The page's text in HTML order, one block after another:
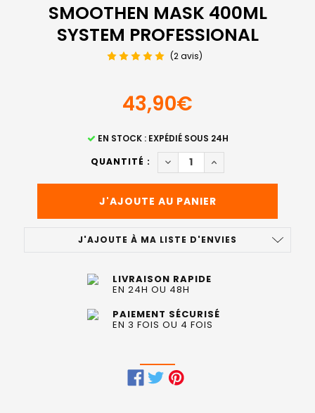
SMOOTHEN MASK 400ML
SYSTEM PROFESSIONAL
(2 avis)
43,90€
EN STOCK : EXPÉDIÉ SOUS 24H
QUANTITÉ :
DIMINUER LA QUANTITÉ DE
AUGMENTER LA
J'AJOUTE À MA LISTE D'ENVIES
LIVRAISON RAPIDE
EN 24H OU 48H
PAIEMENT SÉCURISÉ
EN 3 FOIS OU 4 FOIS